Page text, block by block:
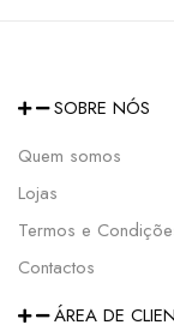
SOBRE NÓS
Quem somos
Lojas
Termos e
Contactos
ÁREA DE